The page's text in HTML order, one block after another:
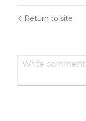
Return to site